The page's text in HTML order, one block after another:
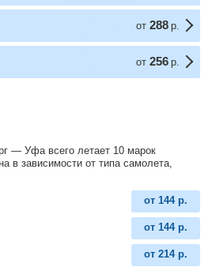
от 288 р.
от 256 р.
— Уфа всего летает 10 марок
в зависимости от типа самолета,
от 144 р.
от 144 р.
от 214 р.